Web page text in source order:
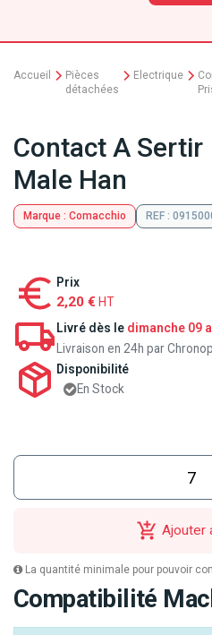
Accueil
Pièces
détachées
Electrique
Contact A Sertir
Male Han
Marque : Comacchio REF :
Prix
2,20 € HT
Livré dès le dimanche 09
Livraison en 24h par
Disponibilité
En Stock
Ajouter
La quantité minimale pour pouvoir
Compatibilité